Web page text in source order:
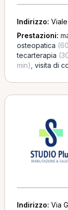
Indirizzo:
Prestazioni:
osteopatica
tecarterapia
min) visita di
Indirizzo: Via